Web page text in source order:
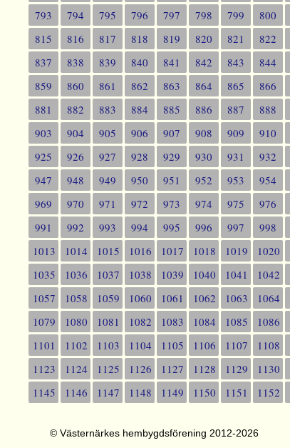
793
794 795 796 797 798 799 800
815
816 817 818 819 820 821 822
837
838 839 840 841 842 843 844
859
860 861 862 863 864 865 866
881
882 883 884 885 886 887 888
903
904 905 906 907 908 909 910
925
926 927 928 929 930 931 932
947
948 949 950 951 952 953 954
969
970 971 972 973 974 975 976
991
992 993 994 995 996 997 998
1013
1014 1015 1016 1017 1018 1019 1020
1035
1036 1037 1038 1039 1040 1041 1042
1057
1058 1059 1060 1061 1062 1063 1064
1079
1080 1081 1082 1083 1084 1085 1086
1101
1102 1103 1104 1105 1106 1107 1108
1123
1124 1125 1126 1127 1128 1129 1130
1145
1146 1147 1148 1149 1150 1151 1152
© Västernärkes hembygdsförening 2012-2026